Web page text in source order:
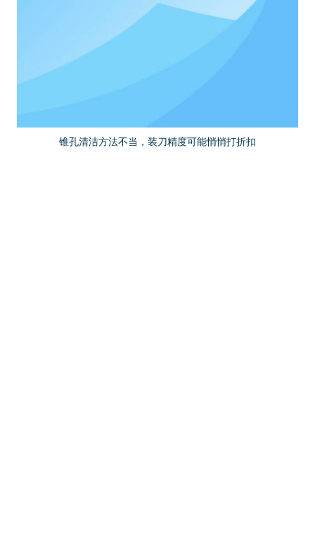
锥孔清洁方法不当，装刀精度可能悄悄打折扣